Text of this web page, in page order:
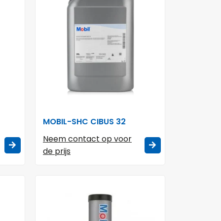
MOBIL-SHC CIBUS 32
Neem contact op voor
de prijs